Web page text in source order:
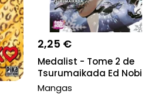
2,25 €
Medalist - Tome 2 de
Tsurumaikada Ed Nobi
Nobi
Mangas